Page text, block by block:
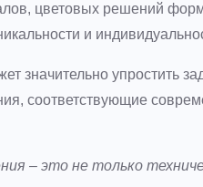
цветовых решений
и
значительно упростить
соответствующие
– это не только